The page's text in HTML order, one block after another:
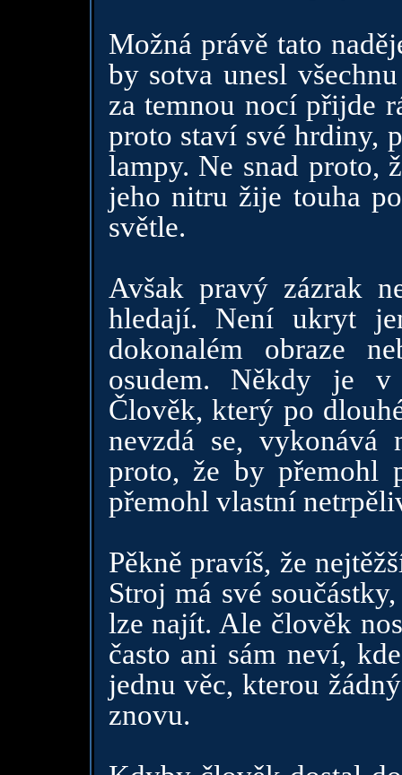
Možná právě tato
by sotva unesl
za temnou nocí přijde
proto staví své hrdiny,
lampy. Ne snad proto,
jeho nitru žije touha
světle.
Avšak pravý zázrak
hledají. Není ukryt
dokonalém obraze
osudem. Někdy je v
Člověk, který po
nevzdá se, vykonává
proto, že by přemohl
přemohl vlastní
Pěkně pravíš, že
Stroj má své
lze najít. Ale člověk
často ani sám neví,
jednu věc, kterou
znovu.